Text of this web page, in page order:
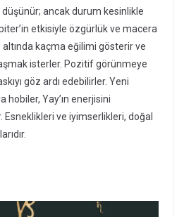
ancak durum kesinlikle
etkisiyle özgürlük ve macera
altında kaçma eğilimi gösterir ve
isterler. Pozitif görünmeye
göz ardı edebilirler. Yeni
Yay’ın enerjisini
Esneklikleri ve iyimserlikleri, doğal